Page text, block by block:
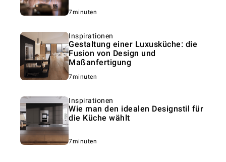
7minuten
Inspirationen
Gestaltung einer Luxusküche: die
Fusion von Design und
Maßanfertigung
7minuten
Inspirationen
Wie man den idealen Designstil für
die Küche wählt
7minuten